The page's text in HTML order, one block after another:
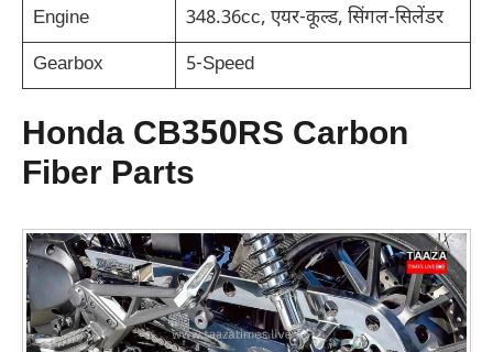
Engine
348.36cc, एयर-कूल्ड, सिंगल-सिलेंडर
Gearbox
5-Speed
Honda CB350RS Carbon
Fiber Parts